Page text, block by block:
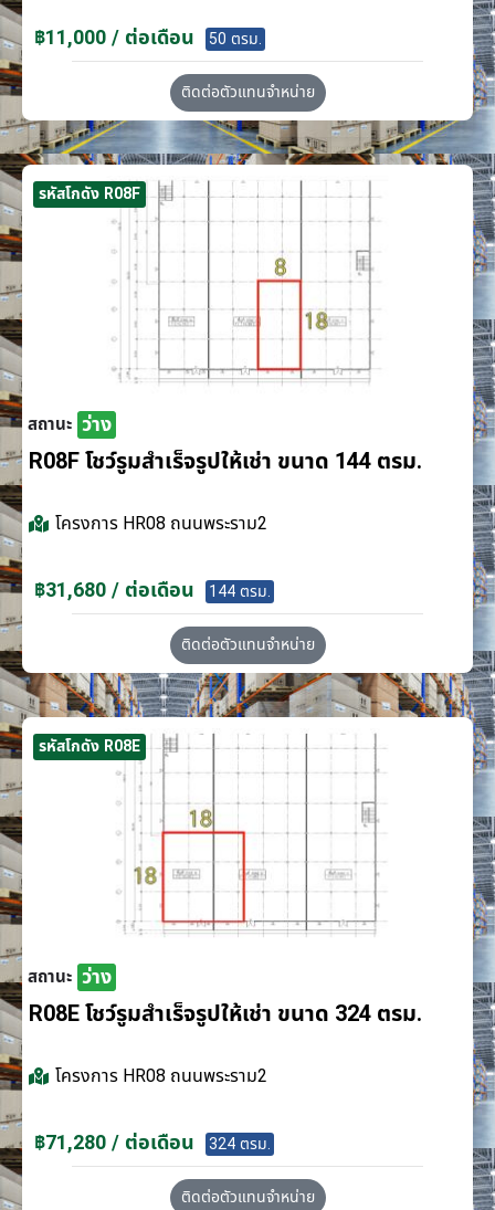
฿11,000 / ต่อเดือน 50 ตรม.
ติดต่อตัวแทนจำหน่าย
รหัสโกดัง R08F
สถานะ ว่าง
R08F โชว์รูมสำเร็จรูปให้เช่า ขนาด 144 ตรม.
โครงการ HR08 ถนนพระราม2
฿31,680 / ต่อเดือน 144 ตรม.
ติดต่อตัวแทนจำหน่าย
รหัสโกดัง R08E
สถานะ ว่าง
R08E โชว์รูมสำเร็จรูปให้เช่า ขนาด 324 ตรม.
โครงการ HR08 ถนนพระราม2
฿71,280 / ต่อเดือน 324 ตรม.
ติดต่อตัวแทนจำหน่าย